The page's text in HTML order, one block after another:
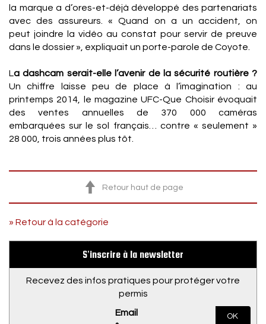
la marque a d’ores-et-déjà développé des partenariats
avec des assureurs. « Quand on a un accident, on
peut joindre la vidéo au constat pour servir de preuve
dans le dossier », expliquait un porte-parole de Coyote.
La dashcam serait-elle l’avenir de la sécurité routière ?
Un chiffre laisse peu de place à l’imagination : au
printemps 2014, le magazine UFC-Que Choisir évoquait
des ventes annuelles de 370 000 caméras
embarquées sur le sol français… contre « seulement »
28 000, trois années plus tôt.
Retour haut de page
» Retour à la catégorie
S’inscrire à la newsletter
Recevez des infos pratiques pour protéger votre
permis
Email
OK